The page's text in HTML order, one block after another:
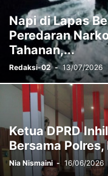
Napi di Lapas
Peredaran
Tahanan,...
Redaksi-02 - 13/07/2026
Ketua DPRD
Bersama
Nia Nismaini - 16/06/2026